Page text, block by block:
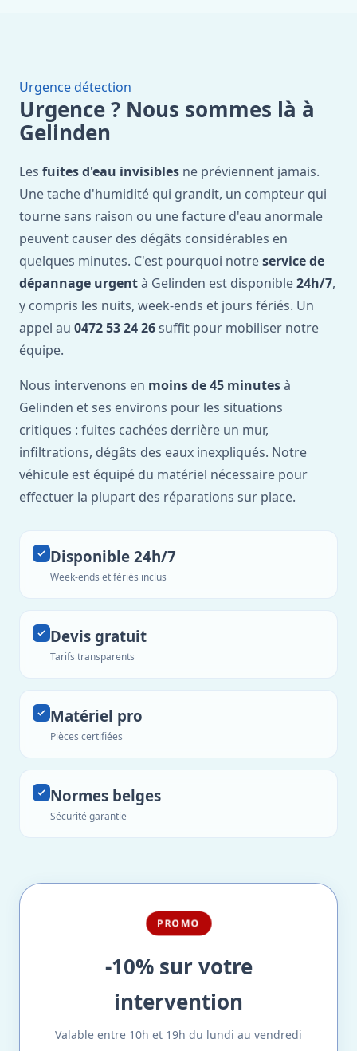
Urgence détection
Urgence ? Nous sommes là à
Gelinden
Les fuites d'eau invisibles ne préviennent jamais.
Une tache d'humidité qui grandit, un compteur qui
tourne sans raison ou une facture d'eau anormale
peuvent causer des dégâts considérables en
quelques minutes. C'est pourquoi notreservice de
dépannage urgentà Gelinden est disponible24h/7,
y compris les nuits, week-ends et jours fériés. Un
appel au 0472 53 24 26 suffit pour mobiliser notre
équipe.
Nous intervenons en moins de 45 minutesà
Gelinden et ses environs pour les situations
critiques : fuites cachées derrière un mur,
infiltrations, dégâts des eaux inexpliqués. Notre
véhicule est équipé du matériel nécessaire pour
effectuer la plupart des réparations sur place.
Disponible 24h/7
Week-ends et fériés inclus
Devis gratuit
Tarifs transparents
Matériel pro
Pièces certifiées
Normes belges
Sécurité garantie
PROMO
-10% sur votre
intervention
Valable entre 10h et 19h du lundi au vendredi